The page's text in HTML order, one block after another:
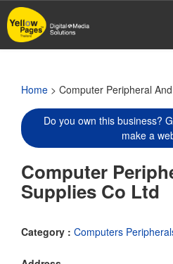
Skip
to
main
Home > Computer Peripheral
Do you own this business?
make a
Computer
Supplies Co Ltd
Category : Computers